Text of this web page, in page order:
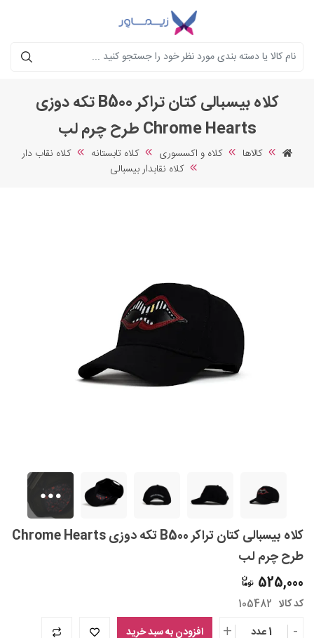
جستجو
کلاه بیسبالی کتان تراکر B500 تکه دوزی
Chrome Hearts طرح چرم لب
کالاها کلاه و اکسسوری کلاه تابستانه
کلاه نقاب دار
کلاه نقابدار بیسبالی
کلاه بیسبالی کتان تراکر B500 تکه دوزی Chrome Hearts
طرح چرم لب
525,000
کد کالا 105482
- 1 عدد + افزودن به سبد خرید